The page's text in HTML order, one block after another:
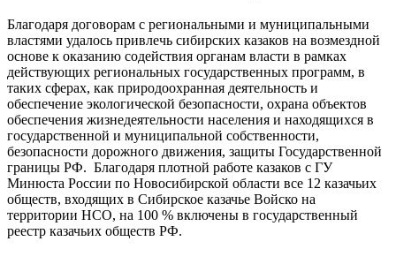
Благодаря договорам с региональными и муниципальными
властями удалось привлечь сибирских казаков на возмездной
основе к оказанию содействия органам власти в рамках
действующих региональных государственных программ, в
таких сферах, как природоохранная деятельность и
обеспечение экологической безопасности, охрана объектов
обеспечения жизнедеятельности населения и находящихся в
государственной и муниципальной собственности,
безопасности дорожного движения, защиты Государственной
границы РФ. Благодаря плотной работе казаков с ГУ
Минюста России по Новосибирской области все 12 казачьих
обществ, входящих в Сибирское казачье Войско на
территории НСО, на 100 % включены в государственный
реестр казачьих обществ РФ.